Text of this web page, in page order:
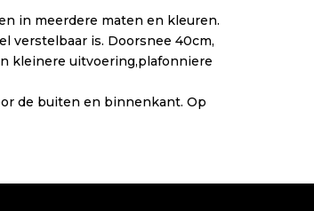
in meerdere maten en kleuren.
verstelbaar is. Doorsnee 40cm,
kleinere uitvoering,plafonniere
de buiten en binnenkant. Op